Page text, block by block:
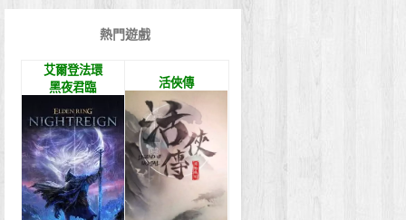
熱門遊戲
艾爾登法環
黑夜君臨
活俠傳